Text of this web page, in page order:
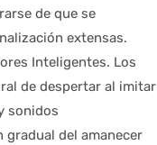
de que se
extensas.
Inteligentes. Los
de despertar al imitar
sonidos
del amanecer